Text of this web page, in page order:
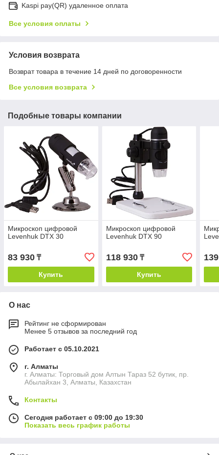
Kaspi pay(QR) удаленное оплата
Все условия оплаты
Условия возврата
Возврат товара в течение 14 дней по договоренности
Все условия возврата
Подобные товары компании
Микроскоп цифровой
Levenhuk DTX 30
83 930 ₸
Купить
Микроскоп цифровой
Levenhuk DTX 90
118 930₸
Купить
О нас
Рейтинг не сформирован
Менее 5 отзывов за последний год
Работает с 05.10.2021
г. Алматы
г. Алматы: Торговый дом Алтын Тараз 52 бутик, пр.
Абылайхан 3, Алматы, Казахстан
Контакты
Сегодня работает с 09:00 до 19:30
Показать весь график работы